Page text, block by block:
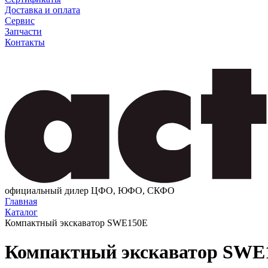
Доставка и оплата
Сервис
Запчасти
Контакты
официальный дилер ЦФО, ЮФО, СКФО
Главная
Каталог
Компактный экскаватор SWE150E
Компактный экскаватор